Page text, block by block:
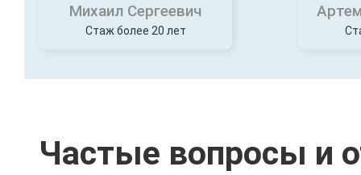
Михаил Сергеевич
Стаж более 20 лет
Частые вопросы и